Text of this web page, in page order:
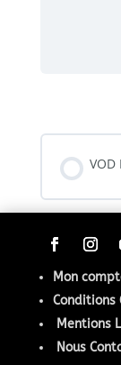
VOD
Mon
Conditions
Mentions
Nous